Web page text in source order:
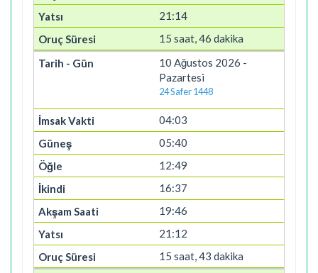
21:14
15 saat, 46 dakika
10 Ağustos 2026 -
Pazartesi
24 Safer 1448
04:03
05:40
12:49
16:37
19:46
21:12
15 saat, 43 dakika